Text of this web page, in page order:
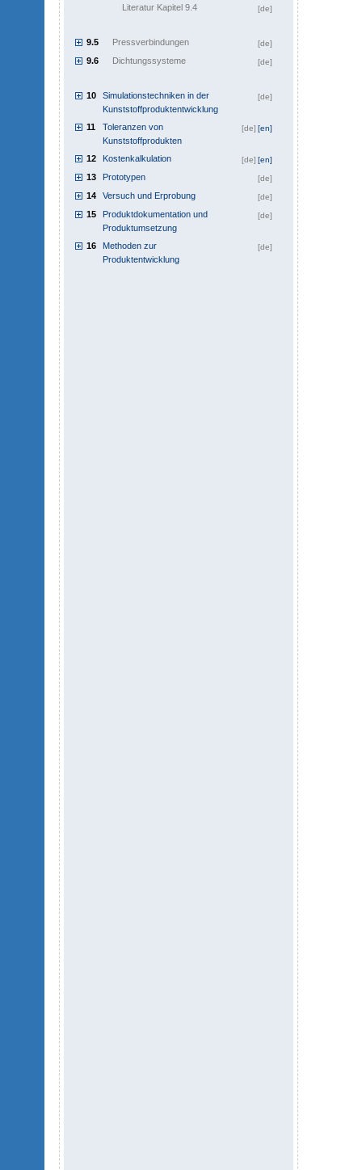
Literatur Kapitel 9.4 [de]
9.5 Pressverbindungen [de]
9.6 Dichtungssysteme [de]
10
Simulationstechniken in der
Kunststoffproduktentwicklung
[de]
11
Toleranzen von
Kunststoffprodukten
[en]
[de]
12 Kostenkalkulation [en]
[de]
13 Prototypen [de]
14 Versuch und Erprobung [de]
15
Produktdokumentation und
Produktumsetzung
[de]
16
Methoden zur
Produktentwicklung
[de]